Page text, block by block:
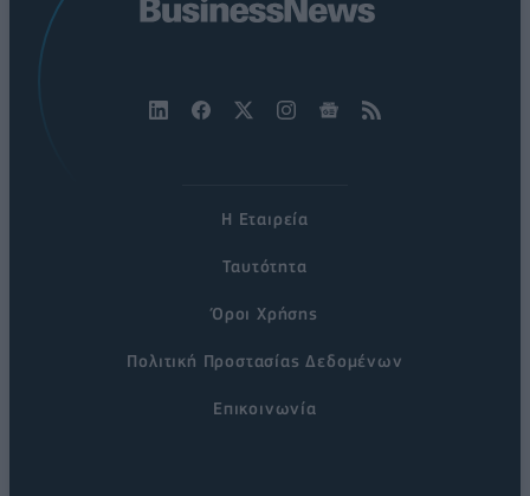
Η Εταιρεία
Ταυτότητα
Όροι Χρήσης
Πολιτική Προστασίας Δεδομένων
Επικοινωνία